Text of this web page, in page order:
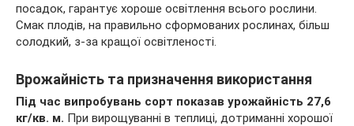
посадок, гарантує хороше освітлення всього рослини.
Смак плодів, на правильно сформованих рослинах, більш
солодкий, з-за кращої освітленості.
Врожайність та призначення використання
Під час випробувань сорт показав урожайність 27,6
кг/кв. м. При вирощуванні в теплиці, дотриманні хорошої